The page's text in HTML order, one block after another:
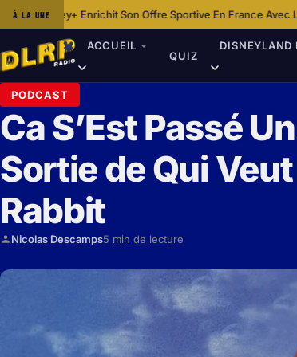
À LA UNE
Sportive En France Avec L’arrivée De Laliga·Idée
ACCUEIL
QUIZ
DISNEYLAND
PODCAST
Ca S’Est Passé
Sortie de Qui
Rabbit
Nicolas Descamps5 min de lecture